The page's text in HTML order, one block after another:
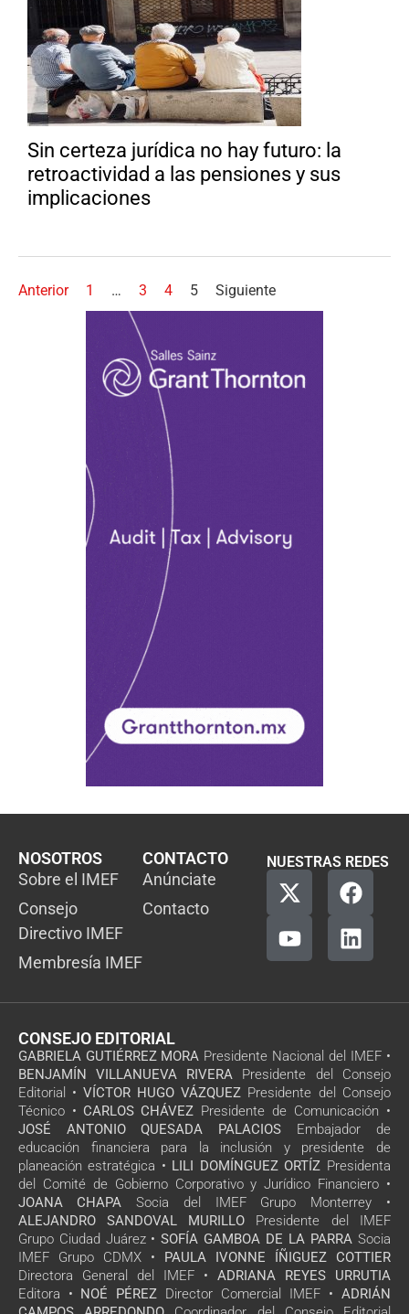
Sin certeza jurídica no hay futuro: la
retroactividad a las pensiones y sus
implicaciones
Anterior 1 … 3 4 5 Siguiente
NOSOTROS
Sobre el IMEF
Consejo
Directivo IMEF
Membresía IMEF
CONTACTO
Anúnciate
Contacto
NUESTRAS REDES
CONSEJO EDITORIAL
GABRIELA GUTIÉRREZ MORA Presidente Nacional del IMEF •
BENJAMÍN VILLANUEVA RIVERA Presidente del Consejo
Editorial • VÍCTOR HUGO VÁZQUEZ Presidente del Consejo
Técnico • CARLOS CHÁVEZ Presidente de Comunicación •
JOSÉ ANTONIO QUESADA PALACIOS Embajador de
educación financiera para la inclusión y presidente de
planeación estratégica • LILI DOMÍNGUEZ ORTÍZ Presidenta
del Comité de Gobierno Corporativo y Jurídico Financiero •
JOANA CHAPA Socia del IMEF Grupo Monterrey •
ALEJANDRO SANDOVAL MURILLO Presidente del IMEF
Grupo Ciudad Juárez • SOFÍA GAMBOA DE LA PARRA Socia
IMEF Grupo CDMX • PAULA IVONNE ÍÑIGUEZ COTTIER
Directora General del IMEF • ADRIANA REYES URRUTIA
Editora • NOÉ PÉREZ Director Comercial IMEF • ADRIÁN